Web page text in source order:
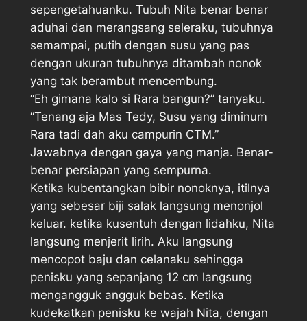
sepengetahuanku. Tubuh Nita benar benar
aduhai dan merangsang seleraku, tubuhnya
semampai, putih dengan susu yang pas
dengan ukuran tubuhnya ditambah nonok
yang tak berambut mencembung.
“Eh gimana kalo si Rara bangun?” tanyaku.
“Tenang aja Mas Tedy, Susu yang diminum
Rara tadi dah aku campurin CTM.”
Jawabnya dengan gaya yang manja. Benar-
benar persiapan yang sempurna.
Ketika kubentangkan bibir nonoknya, itilnya
yang sebesar biji salak langsung menonjol
keluar. ketika kusentuh dengan lidahku, Nita
langsung menjerit lirih. Aku langsung
mencopot baju dan celanaku sehingga
penisku yang sepanjang 12 cm langsung
mengangguk angguk bebas. Ketika
kudekatkan penisku ke wajah Nita, dengan